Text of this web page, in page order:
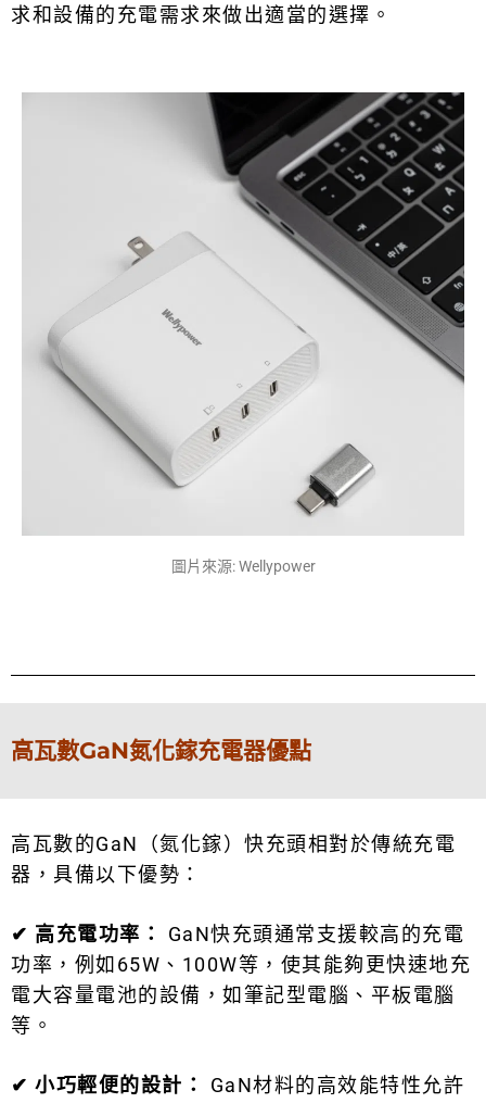
求和設備的充電需求來做出適當的選擇。
圖片來源: Wellypower
高瓦數GaN氮化鎵充電器優點
高瓦數的GaN（氮化鎵）快充頭相對於傳統充電
器，具備以下優勢：
✔ 高充電功率：
GaN快充頭通常支援較高的充電
功率，例如65W、100W等，使其能夠更快速地充
電大容量電池的設備，如筆記型電腦、平板電腦
等。
✔ 小巧輕便的設計：
GaN材料的高效能特性允許